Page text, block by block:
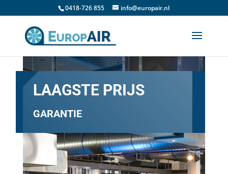
0418-726 855 info@europair.nl
LAAGSTE PRIJS
GARANTIE